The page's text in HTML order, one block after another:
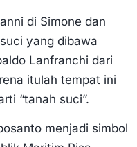
di Simone dan
yang dibawa
Lanfranchi dari
itulah tempat ini
“tanah suci”.
menjadi simbol